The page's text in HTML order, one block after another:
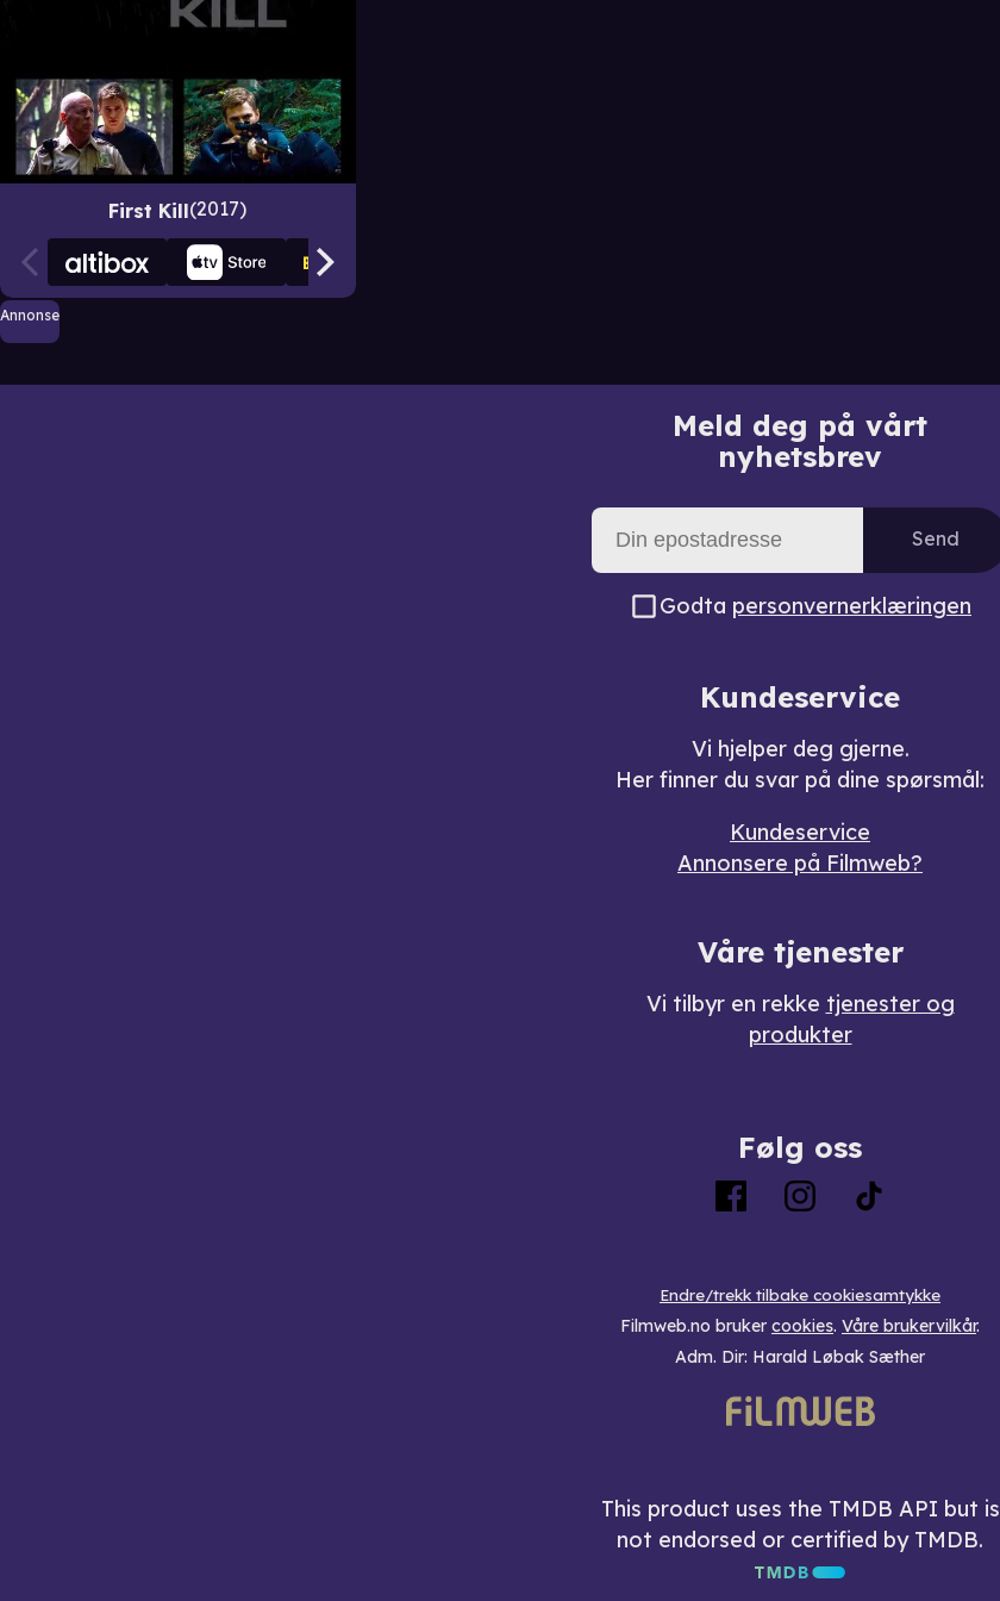
First Kill 2017
Annonse
Meld deg på vårt
nyhetsbrev
Send
Godta personvernerklæringen
Kundeservice
Vi hjelper deg gjerne.
Her finner du svar på dine spørsmål:
Kundeservice
Annonsere på Filmweb?
Våre tjenester
Vi tilbyr en rekke tjenester og
produkter
Følg oss
Endre/trekk tilbake cookiesamtykke
Filmweb.no bruker cookies. Våre brukervilkår.
Adm. Dir: Harald Løbak Sæther
This product uses the TMDB API but is
not endorsed or certified by TMDB.